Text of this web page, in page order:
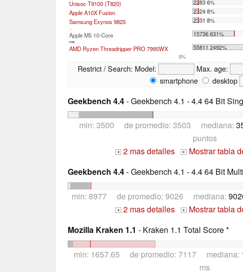
Unisoc T9100 (T820)
2283 6%
Apple A10X Fusion
2324 8%
Samsung Exynos 9825
2331 8%
Apple M5 10-Core 15736 631%
max:
AMD Ryzen Threadripper PRO 7995WX 55811 2492%
0%
Restrict / Search: Model: Max. age:
smartphone
desktop
Geekbench 4.4- Geekbench 4.1 - 4.4 64 Bit
min: 3500 de promedio: 3503 mediana:
puntos
+ 2 mas detalles + Mostrar tabla
Geekbench 4.4- Geekbench 4.1 - 4.4 64 Bit
min: 8977 de promedio: 9026 mediana:
+ 2 mas detalles + Mostrar tabla
Mozilla Kraken 1.1 - Kraken 1.1 Total Score *
min: 1657.65 de promedio: 7117 mediana:
ms